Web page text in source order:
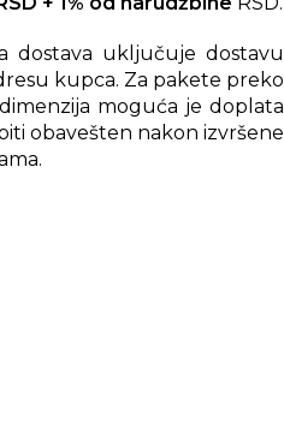
dostava uključuje dostavu
kupca. Za pakete preko
moguća je doplata
obavešten nakon izvršene